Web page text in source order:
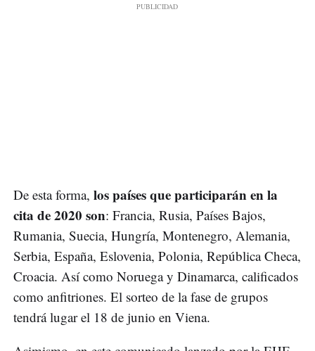
De esta forma, los países que participarán en la
cita de 2020 son: Francia, Rusia, Países Bajos,
Rumania, Suecia, Hungría, Montenegro, Alemania,
Serbia, España, Eslovenia, Polonia, República Checa,
Croacia. Así como Noruega y Dinamarca, calificados
como anfitriones. El sorteo de la fase de grupos
tendrá lugar el 18 de junio en Viena.